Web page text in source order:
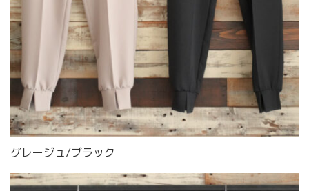
グレージュ/ブラック